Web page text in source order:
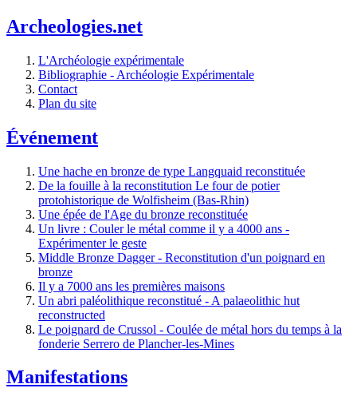
Archeologies.net
L'Archéologie expérimentale
Bibliographie - Archéologie Expérimentale
Contact
Plan du site
Événement
Une hache en bronze de type Langquaid reconstituée
De la fouille à la reconstitution Le four de potier
protohistorique de Wolfisheim (Bas-Rhin)
Une épée de l'Age du bronze reconstituée
Un livre : Couler le métal comme il y a 4000 ans -
Expérimenter le geste
Middle Bronze Dagger - Reconstitution d'un poignard en
bronze
Il y a 7000 ans les premières maisons
Un abri paléolithique reconstitué - A palaeolithic hut
reconstructed
Le poignard de Crussol - Coulée de métal hors du temps à la
fonderie Serrero de Plancher-les-Mines
Manifestations